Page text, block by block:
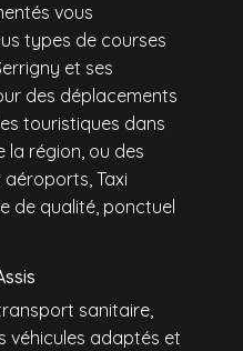
vous
types de courses
et ses
des déplacements
touristiques dans
la région, ou des
Taxi
de qualité, ponctuel
sanitaire,
véhicules adaptés et